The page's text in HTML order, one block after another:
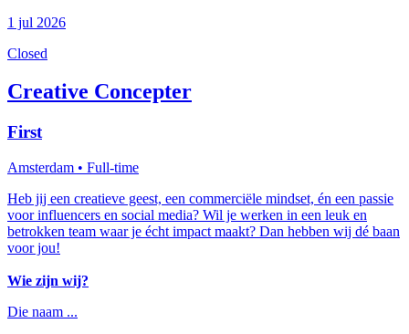
1 jul 2026
Closed
Creative Concepter
First
Amsterdam • Full-time
Heb jij een creatieve geest, een commerciële mindset, én een passie
voor influencers en social media? Wil je werken in een leuk en
betrokken team waar je écht impact maakt? Dan hebben wij dé baan
voor jou!
Wie zijn wij?
Die naam ...